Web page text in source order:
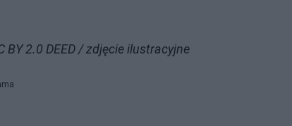
2.0 DEED / zdjęcie ilustracyjne